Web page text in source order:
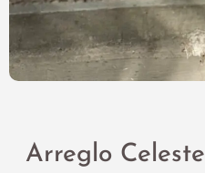
Arreglo Celeste